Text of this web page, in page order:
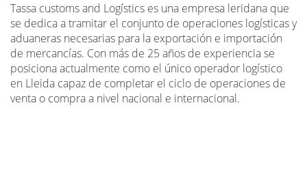
Tassa customs and Logístics es una empresa leridana que
se dedica a tramitar el conjunto de operaciones logísticas y
aduaneras necesarias para la exportación e importación
de mercancías. Con más de 25 años de experiencia se
posiciona actualmente como el único operador logístico
en Lleida capaz de completar el ciclo de operaciones de
venta o compra a nivel nacional e internacional.